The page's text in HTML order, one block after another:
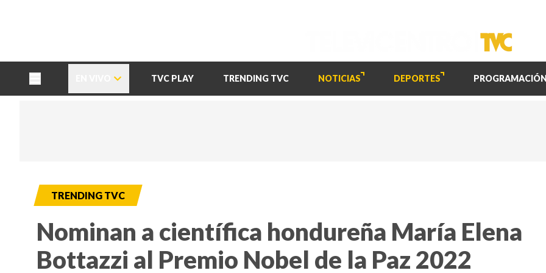
TVC PLAY TRENDING TVC NOTICIAS DEPORTES PROGRAMACIÓN
TRENDING TVC
Nominan a científica hondureña María Elena
Bottazzi al Premio Nobel de la Paz 2022